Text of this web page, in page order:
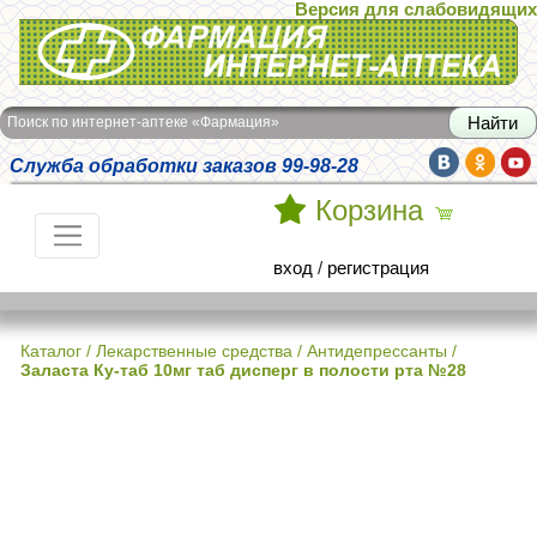
Интернет-аптека Фармация
Версия для слабовидящих
Поиск по интернет-аптеке «Фармация»
Служба обработки заказов 99-98-28
Корзина
вход / регистрация
Каталог / Лекарственные средства / Антидепрессанты /
Заласта Ку-таб 10мг таб дисперг в полости рта №28